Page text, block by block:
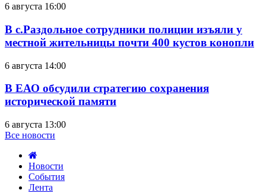
6 августа 16:00
В с.Раздольное сотрудники полиции изъяли у
местной жительницы почти 400 кустов конопли
6 августа 14:00
В ЕАО обсудили стратегию сохранения
исторической памяти
6 августа 13:00
Все новости
Новости
События
Лента